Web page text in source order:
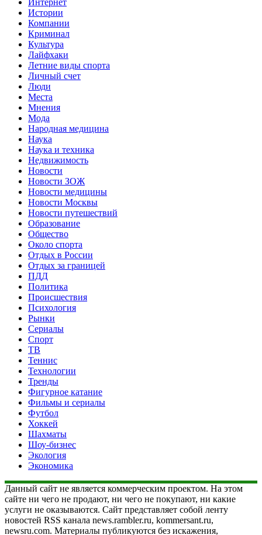
Интернет
Истории
Компании
Криминал
Культура
Лайфхаки
Летние виды спорта
Личный счет
Люди
Места
Мнения
Мода
Народная медицина
Наука
Наука и техника
Недвижимость
Новости
Новости ЗОЖ
Новости медицины
Новости Москвы
Новости путешествий
Образование
Общество
Около спорта
Отдых в России
Отдых за границей
ПДД
Политика
Происшествия
Психология
Рынки
Сериалы
Спорт
ТВ
Теннис
Технологии
Тренды
Фигурное катание
Фильмы и сериалы
Футбол
Хоккей
Шахматы
Шоу-бизнес
Экология
Экономика
Данный сайт не является коммерческим проектом. На этом
сайте ни чего не продают, ни чего не покупают, ни какие
услуги не оказываются. Сайт представляет собой ленту
новостей RSS канала news.rambler.ru, kommersant.ru,
newsru.com. Материалы публикуются без искажения,